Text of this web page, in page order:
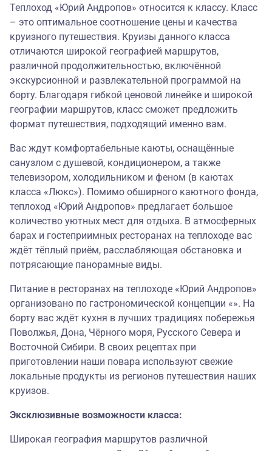
Теплоход «Юрий Андропов» относится к классу. Класс
– это оптимальное соотношение цены и качества
круизного путешествия. Круизы данного класса
отличаются широкой географией маршрутов,
различной продолжительностью, включённой
экскурсионной и развлекательной программой на
борту. Благодаря гибкой ценовой линейке и широкой
географии маршрутов, класс сможет предложить
формат путешествия, подходящий именно вам.
Вас ждут комфортабельные каюты, оснащённые
санузлом с душевой, кондиционером, а также
телевизором, холодильником и феном (в каютах
класса «Люкс»). Помимо обширного каютного фонда,
теплоход «Юрий Андропов» предлагает большое
количество уютных мест для отдыха. В атмосферных
барах и гостеприимных ресторанах на теплоходе вас
ждёт тёплый приём, расслабляющая обстановка и
потрясающие панорамные виды.
Питание в ресторанах на теплоходе «Юрий Андропов»
организовано по гастрономической концепции «». На
борту вас ждёт кухня в лучших традициях побережья
Поволжья, Дона, Чёрного моря, Русского Севера и
Восточной Сибири. В своих рецептах при
приготовлении наши повара используют свежие
локальные продукты из регионов путешествия наших
круизов.
Эксклюзивные возможности класса:
Широкая география маршрутов различной